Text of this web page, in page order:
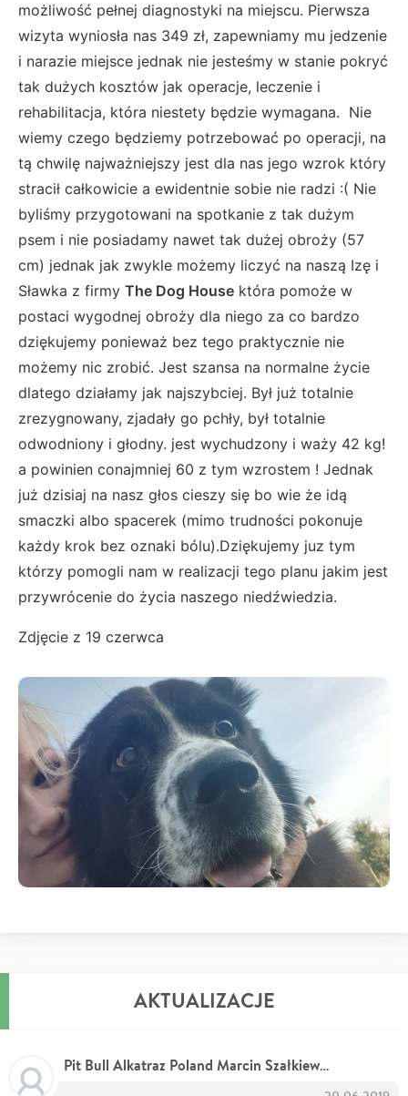
możliwość pełnej diagnostyki na miejscu. Pierwsza
wizyta wyniosła nas 349 zł, zapewniamy mu jedzenie
i narazie miejsce jednak nie jesteśmy w stanie pokryć
tak dużych kosztów jak operacje, leczenie i
rehabilitacja, która niestety będzie wymagana. Nie
wiemy czego będziemy potrzebować po operacji, na
tą chwilę najważniejszy jest dla nas jego wzrok który
stracił całkowicie a ewidentnie sobie nie radzi :( Nie
byliśmy przygotowani na spotkanie z tak dużym
psem i nie posiadamy nawet tak dużej obroży (57
cm) jednak jak zwykle możemy liczyć na naszą Izę i
Sławka z firmy The Dog House która pomoże w
postaci wygodnej obroży dla niego za co bardzo
dziękujemy ponieważ bez tego praktycznie nie
możemy nic zrobić. Jest szansa na normalne życie
dlatego działamy jak najszybciej. Był już totalnie
zrezygnowany, zjadały go pchły, był totalnie
odwodniony i głodny. jest wychudzony i waży 42 kg!
a powinien conajmniej 60 z tym wzrostem ! Jednak
już dzisiaj na nasz głos cieszy się bo wie że idą
smaczki albo spacerek (mimo trudności pokonuje
każdy krok bez oznaki bólu).Dziękujemy juz tym
którzy pomogli nam w realizacji tego planu jakim jest
przywrócenie do życia naszego niedźwiedzia.
Zdjęcie z 19 czerwca
AKTUALIZACJE
Pit Bull Alkatraz Poland Marcin Szałkiewicz